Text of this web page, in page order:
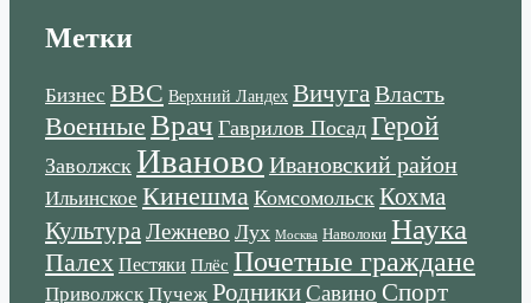
Метки
Бизнес ВВС Верхний Ландех ВичугаВласть
Военные Врач Гаврилов Посад Герой
Заволжск Иваново Ивановский район
Ильинское Кинешма Комсомольск Кохма
Культура Лежнево Лух Москва Наволоки Наука
Палех Пестяки Плёс Почетные граждане
Приволжск Пучеж РодникиСавино Спорт